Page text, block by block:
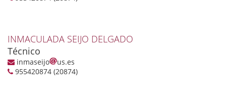
INMACULADA SEIJO DELGADO
Técnico
inmaseijo
us.es
955420874 (20874)